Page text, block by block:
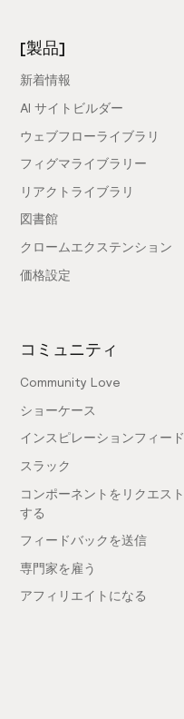
[製品]
新着情報
AI サイトビルダー
ウェブフローライブラリ
フィグマライブラリー
リアクトライブラリ
図書館
クロームエクステンション
価格設定
コミュニティ
Community Love
ショーケース
インスピレーションフィード
スラック
コンポーネントをリクエスト
する
フィードバックを送信
専門家を雇う
アフィリエイトになる